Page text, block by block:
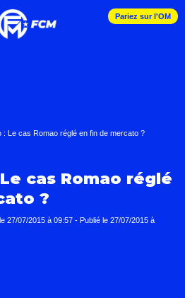
Pariez sur l'OM
: Le cas Romao réglé en fin de mercato ?
cas Romao réglé
?
27/07/2015 à 09:57 - Publié le 27/07/2015 à